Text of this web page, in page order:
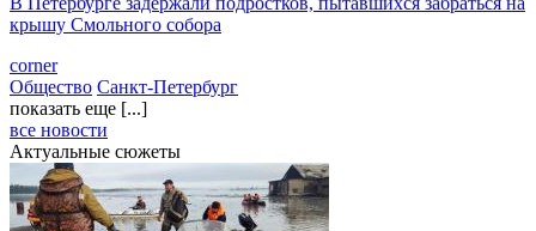
крышу Смольного собора
corner
Общество Санкт-Петербург
показать еще [...]
все новости
Актуальные сюжеты